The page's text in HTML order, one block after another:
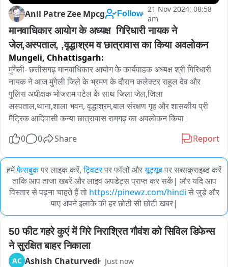
Anil Patre Zee Mpcg Follow 21 Nov 2024, 08:58
am
मानवाधिकार आयोग के अध्यक्ष  गिरिधारी नायक ने
जेल,अस्पताल, ,वृद्धाश्रम व छात्रावास का किया अवलोकन
Mungeli, Chhattisgarh:
मुंगेली- छत्तीसगढ़ मानवाधिकार आयोग के कार्यवाहक अध्यक्ष श्री गिरिधारी
नायक ने आज मुंगेली जिले के भ्रमण के दौरान कलेक्टर राहुल देव और
पुलिस अधीक्षक भोजराम पटेल के साथ जिला जेल,जिला
अस्पताल,थाना,शाला भवन, वृद्धाश्रम,बाल संरक्षण गृह और शासकीय प्री
मैट्रिक आदिवासी कन्या छात्रावास रामगढ़ का अवलोकन किया।
0
0 Share Report
हमेंफेसबुकपर लाइक करें, ट्विटरपर फॉलो औरयूट्यूबपर सब्सक्राइब्ड करें
ताकि आप ताजा खबरें और लाइव अपडेट्स प्राप्त कर सकें| और यदि आप
विस्तार से पढ़ना चाहते हैं तो https://pinewz.com/hindi से जुड़े और
पाए अपने इलाके की हर छोटी सी छोटी खबर|
50 फीट गहरे कुएं में गिरे निराश्रित गौवंश को सिविल डिफेन्स
ने सुरक्षित बाहर निकाला
AC Ashish Chaturvedi Just now